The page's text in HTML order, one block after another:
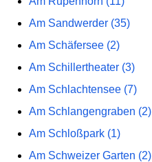
Am Sandwerder (35)
Am Schäfersee (2)
Am Schillertheater (3)
Am Schlachtensee (7)
Am Schlangengraben (2)
Am Schloßpark (1)
Am Schweizer Garten (2)